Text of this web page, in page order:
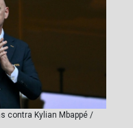
contra Kylian Mbappé /